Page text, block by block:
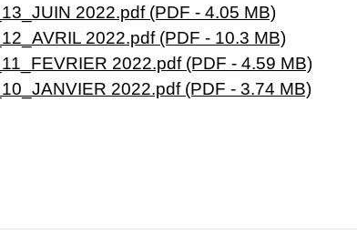
_13_JUIN 2022.pdf (PDF - 4.05 MB)
_12_AVRIL 2022.pdf (PDF - 10.3 MB)
_11_FEVRIER 2022.pdf (PDF - 4.59 MB)
_10_JANVIER 2022.pdf (PDF - 3.74 MB)